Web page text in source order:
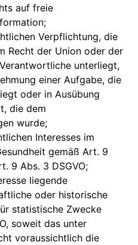
auf freie
Verpflichtung, die
Recht der Union oder der
unterliegt,
einer Aufgabe, die
oder in Ausübung
die dem
wurde;
Interesses im
gemäß Art. 9
9 Abs. 3 DSGVO;
liegende
oder historische
statistische Zwecke
soweit das unter
voraussichtlich die